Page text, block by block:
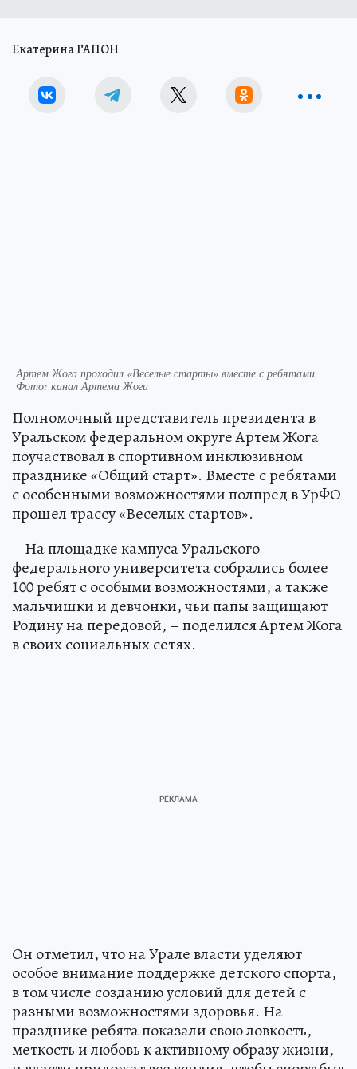
Екатерина ГАПОН
Артем Жога проходил «Веселые старты» вместе с ребятами.
Фото: канал Артема Жоги
Полномочный представитель президента в
Уральском федеральном округе Артем Жога
поучаствовал в спортивном инклюзивном
празднике «Общий старт». Вместе с ребятами
с особенными возможностями полпред в УрФО
прошел трассу «Веселых стартов».
– На площадке кампуса Уральского
федерального университета собрались более
100 ребят с особыми возможностями, а также
мальчишки и девчонки, чьи папы защищают
Родину на передовой, – поделился Артем Жога
в своих социальных сетях.
Он отметил, что на Урале власти уделяют
особое внимание поддержке детского спорта,
в том числе созданию условий для детей с
разными возможностями здоровья. На
празднике ребята показали свою ловкость,
меткость и любовь к активному образу жизни,